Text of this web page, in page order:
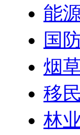
能
国
烟
移
林